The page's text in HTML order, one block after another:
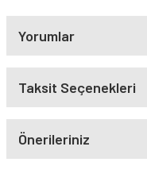
Yorumlar
Taksit Seçenekleri
Önerileriniz